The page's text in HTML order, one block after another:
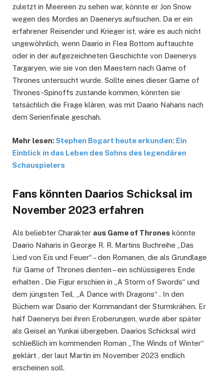
zuletzt in Meereen zu sehen war, könnte er Jon Snow
wegen des Mordes an Daenerys aufsuchen. Da er ein
erfahrener Reisender und Krieger ist, wäre es auch nicht
ungewöhnlich, wenn Daario in Flea Bottom auftauchte
oder in der aufgezeichneten Geschichte von Daenerys
Targaryen, wie sie von den Maestern nach Game of
Thrones untersucht wurde. Sollte eines dieser Game of
Thrones -Spinoffs zustande kommen, könnten sie
tatsächlich die Frage klären, was mit Daario Naharis nach
dem Serienfinale geschah.
Mehr lesen:Stephen Bogart heute erkunden: Ein
Einblick in das Leben des Sohns des legendären
Schauspielers
Fans könnten Daarios Schicksal im
November 2023 erfahren
Als beliebter Charakter aus Game of Thrones könnte
Daario Naharis in George R. R. Martins Buchreihe „Das
Lied von Eis und Feuer“ – den Romanen, die als Grundlage
für Game of Thrones dienten – ein schlüssigeres Ende
erhalten . Die Figur erschien in „A Storm of Swords“ und
dem jüngsten Teil, „A Dance with Dragons“ . In den
Büchern war Daario der Kommandant der Sturmkrähen. Er
half Daenerys bei ihren Eroberungen, wurde aber später
als Geisel an Yunkai übergeben. Daarios Schicksal wird
schließlich im kommenden Roman „The Winds of Winter“
geklärt , der laut Martin im November 2023 endlich
erscheinen soll.